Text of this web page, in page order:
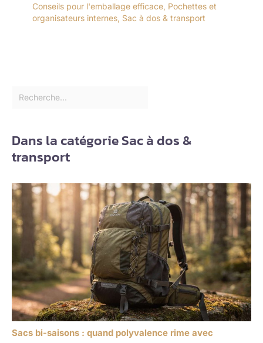
Conseils pour l'emballage efficace, Pochettes et
organisateurs internes, Sac à dos & transport
Dans la catégorie Sac à dos &
transport
Sacs bi-saisons : quand polyvalence rime avec